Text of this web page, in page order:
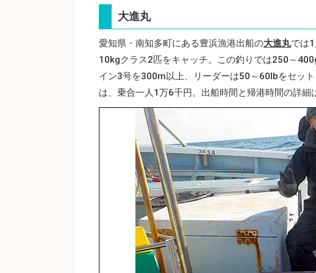
大進丸
愛知県・南知多町にある豊浜漁港出船の大進丸では
10kgクラス2匹をキャッチ。この釣りでは250～
イン3号を300m以上、リーダーは50～60lbをセッ
は、乗合一人1万6千円。出船時間と帰港時間の詳細